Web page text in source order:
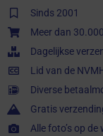
Sinds 2001
Meer dan
Dagelijkse
Lid van de
Diverse
Gratis
Alle foto’s op